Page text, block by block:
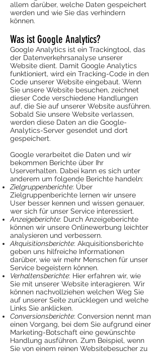
allem darüber, welche Daten gespeichert
werden und wie Sie das verhindern
können.
Was ist Google Analytics?
Google Analytics ist ein Trackingtool, das
der Datenverkehrsanalyse unserer
Website dient. Damit Google Analytics
funktioniert, wird ein Tracking-Code in den
Code unserer Website eingebaut. Wenn
Sie unsere Website besuchen, zeichnet
dieser Code verschiedene Handlungen
auf, die Sie auf unserer Website ausführen.
Sobald Sie unsere Website verlassen,
werden diese Daten an die Google-
Analytics-Server gesendet und dort
gespeichert.
Google verarbeitet die Daten und wir
bekommen Berichte über Ihr
Userverhalten. Dabei kann es sich unter
anderem um folgende Berichte handeln:
Zielgruppenberichte: Über
Zielgruppenberichte lernen wir unsere
User besser kennen und wissen genauer,
wer sich für unser Service interessiert.
Anzeigeberichte: Durch Anzeigeberichte
können wir unsere Onlinewerbung leichter
analysieren und verbessern.
Akquisitionsberichte: Akquisitionsberichte
geben uns hilfreiche Informationen
darüber, wie wir mehr Menschen für unser
Service begeistern können.
Verhaltensberichte: Hier erfahren wir, wie
Sie mit unserer Website interagieren. Wir
können nachvollziehen welchen Weg Sie
auf unserer Seite zurücklegen und welche
Links Sie anklicken.
Conversionsberichte: Conversion nennt man
einen Vorgang, bei dem Sie aufgrund einer
Marketing-Botschaft eine gewünschte
Handlung ausführen. Zum Beispiel, wenn
Sie von einem reinen Websitebesucher zu